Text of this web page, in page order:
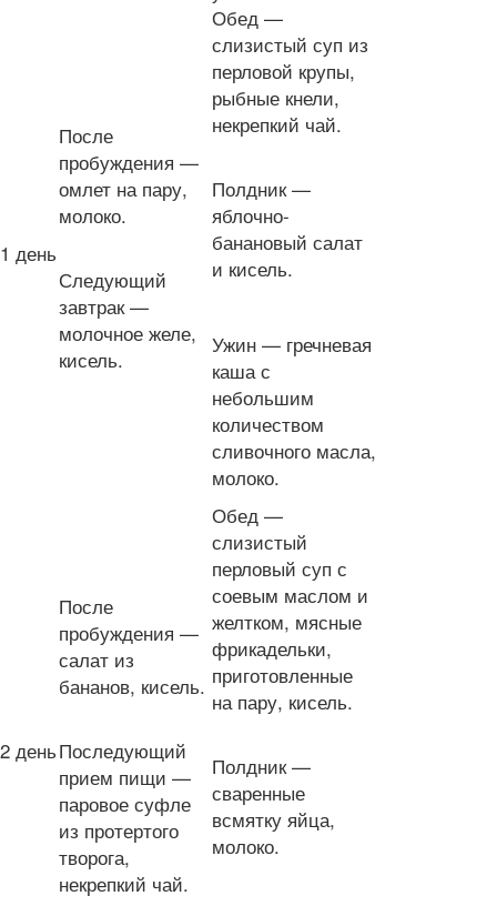
1 день
После
пробуждения —
омлет на пару,
молоко.
Следующий
завтрак —
молочное желе,
кисель.
Обед —
слизистый суп из
перловой крупы,
рыбные кнели,
некрепкий чай.
Полдник —
яблочно-
банановый салат
и кисель.
Ужин — гречневая
каша с
небольшим
количеством
сливочного масла,
молоко.
2 день
После
пробуждения —
салат из
бананов, кисель.
Последующий
прием пищи —
паровое суфле
из протертого
творога,
некрепкий чай.
Обед —
слизистый
перловый суп с
соевым маслом и
желтком, мясные
фрикадельки,
приготовленные
на пару, кисель.
Полдник —
сваренные
всмятку яйца,
молоко.